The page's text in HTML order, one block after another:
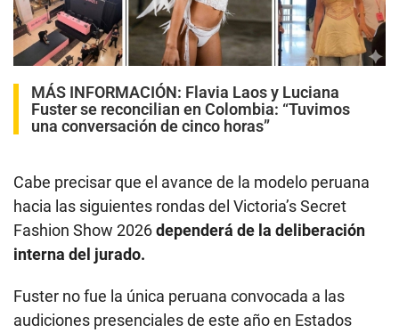
00:00/00:49
MÁS INFORMACIÓN: Flavia Laos y Luciana
Fuster se reconcilian en Colombia: “Tuvimos
una conversación de cinco horas”
Cabe precisar que el avance de la modelo peruana
hacia las siguientes rondas del Victoria’s Secret
Fashion Show 2026dependerá de la deliberación
interna del jurado.
Fuster no fue la única peruana convocada a las
audiciones presenciales de este año en Estados